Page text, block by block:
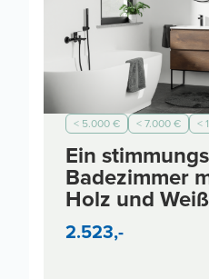
< 5.000 € < 7.000 € <
Industrial
Ein
Badezimmer
Holz und Weiß
2.523,-